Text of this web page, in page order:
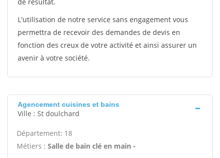
L'utilisation de notre service sans engagement vous
permettra de recevoir des demandes de devis en
fonction des creux de votre activité et ainsi assurer un
avenir à votre société.
Agencement cuisines et bains
Ville : St doulchard
Département: 18
Métiers : Salle de bain clé en main -